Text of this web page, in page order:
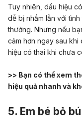
Tuy nhiên, dấu hiệu
dễ bị nhầm lẫn với
thường. Nhưng nếu
cảm hơn ngay sau
hiệu có thai khi chưa
>> Bạn có thể xem
hiệu quả nhanh và
5. Em bé bỏ